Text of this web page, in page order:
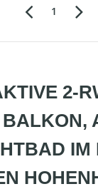
1
2-
IM